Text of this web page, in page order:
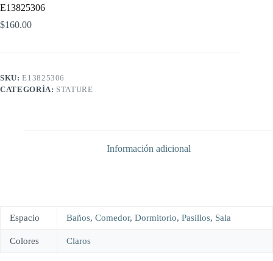
E13825306
$160.00
SKU:E13825306
CATEGORÍA: STATURE
Información adicional
Espacio Baños, Comedor, Dormitorio, Pasillos, Sala
Colores Claros